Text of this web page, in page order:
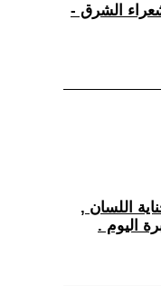
الشرق -
اللسان ,
اليوم .